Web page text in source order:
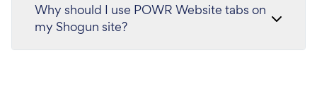
Why should I use POWR Website tabs on
my Shogun site?